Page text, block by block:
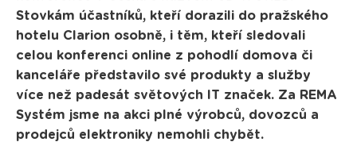
Stovkám účastníků, kteří dorazili do pražského
hotelu Clarion osobně, i těm, kteří sledovali
celou konferenci online z pohodlí domova či
kanceláře představilo své produkty a služby
více než padesát světových IT značek. Za REMA
Systém jsme na akci plné výrobců, dovozců a
prodejců elektroniky nemohli chybět.